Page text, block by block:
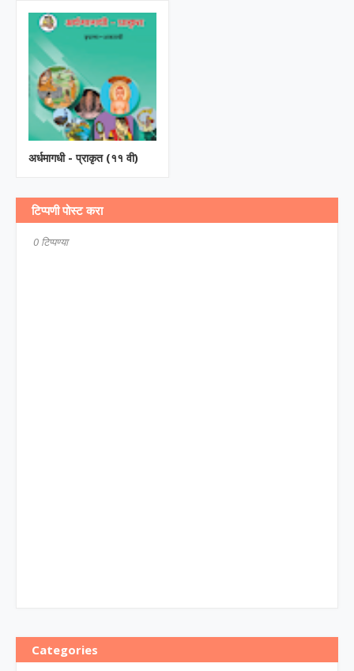
अर्धमागधी - प्राकृत (११ वी)
टिप्पणी पोस्ट करा
0 टिप्पण्या
Categories